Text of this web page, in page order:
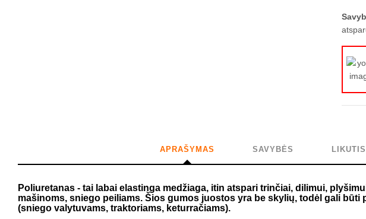
APRAŠYMAS SAVYBĖS
Poliuretanas - tai labai elastinga medžiaga, itin atspari trinčiai, dilimui,
mašinoms, sniego peiliams. Šios gumos juostos yra be skylių, todėl gali
(sniego valytuvams, traktoriams, keturračiams).